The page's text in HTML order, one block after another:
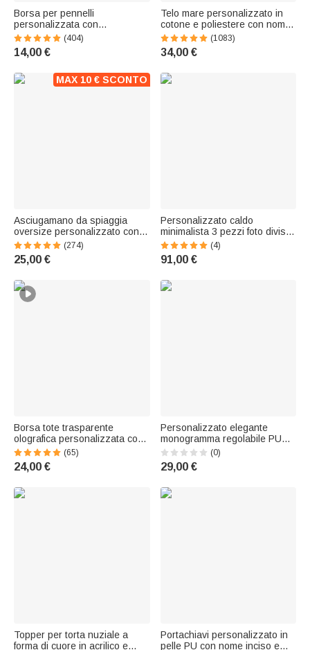
Borsa per pennelli
personalizzata con
personaggio cartone animato
fiore di nascita e 8 pennelli
regalo di compleanno per
(404)
14,00 €
Telo mare personalizzato in
cotone e poliestere con nome,
fiore di nascita e personaggio,
essenziale per vacanze -
Regalo per amiche
(1083)
34,00 €
MAX 10 € SCONTO
Asciugamano da spiaggia
oversize personalizzato con
nome e fiore di nascita
personaggio in stile cartone
animato asciugatura rapida
(274)
25,00 €
Personalizzato caldo
minimalista 3 pezzi foto diviso
stampe su tela Housewarming
Anniversario regalo per le
coppie appena sposate
(4)
91,00 €
Borsa tote trasparente
olografica personalizzata con
nome e fiore di nascita -
Regalo estivo per donne
(65)
24,00 €
Personalizzato elegante
monogramma regolabile PU
fotocamera cinghia in pelle con
nome Festa del papà regalo di
compleanno per papà
(0)
29,00 €
Topper per torta nuziale a
forma di cuore in acrilico e
Portachiavi personalizzato in
pelle PU con nome inciso e